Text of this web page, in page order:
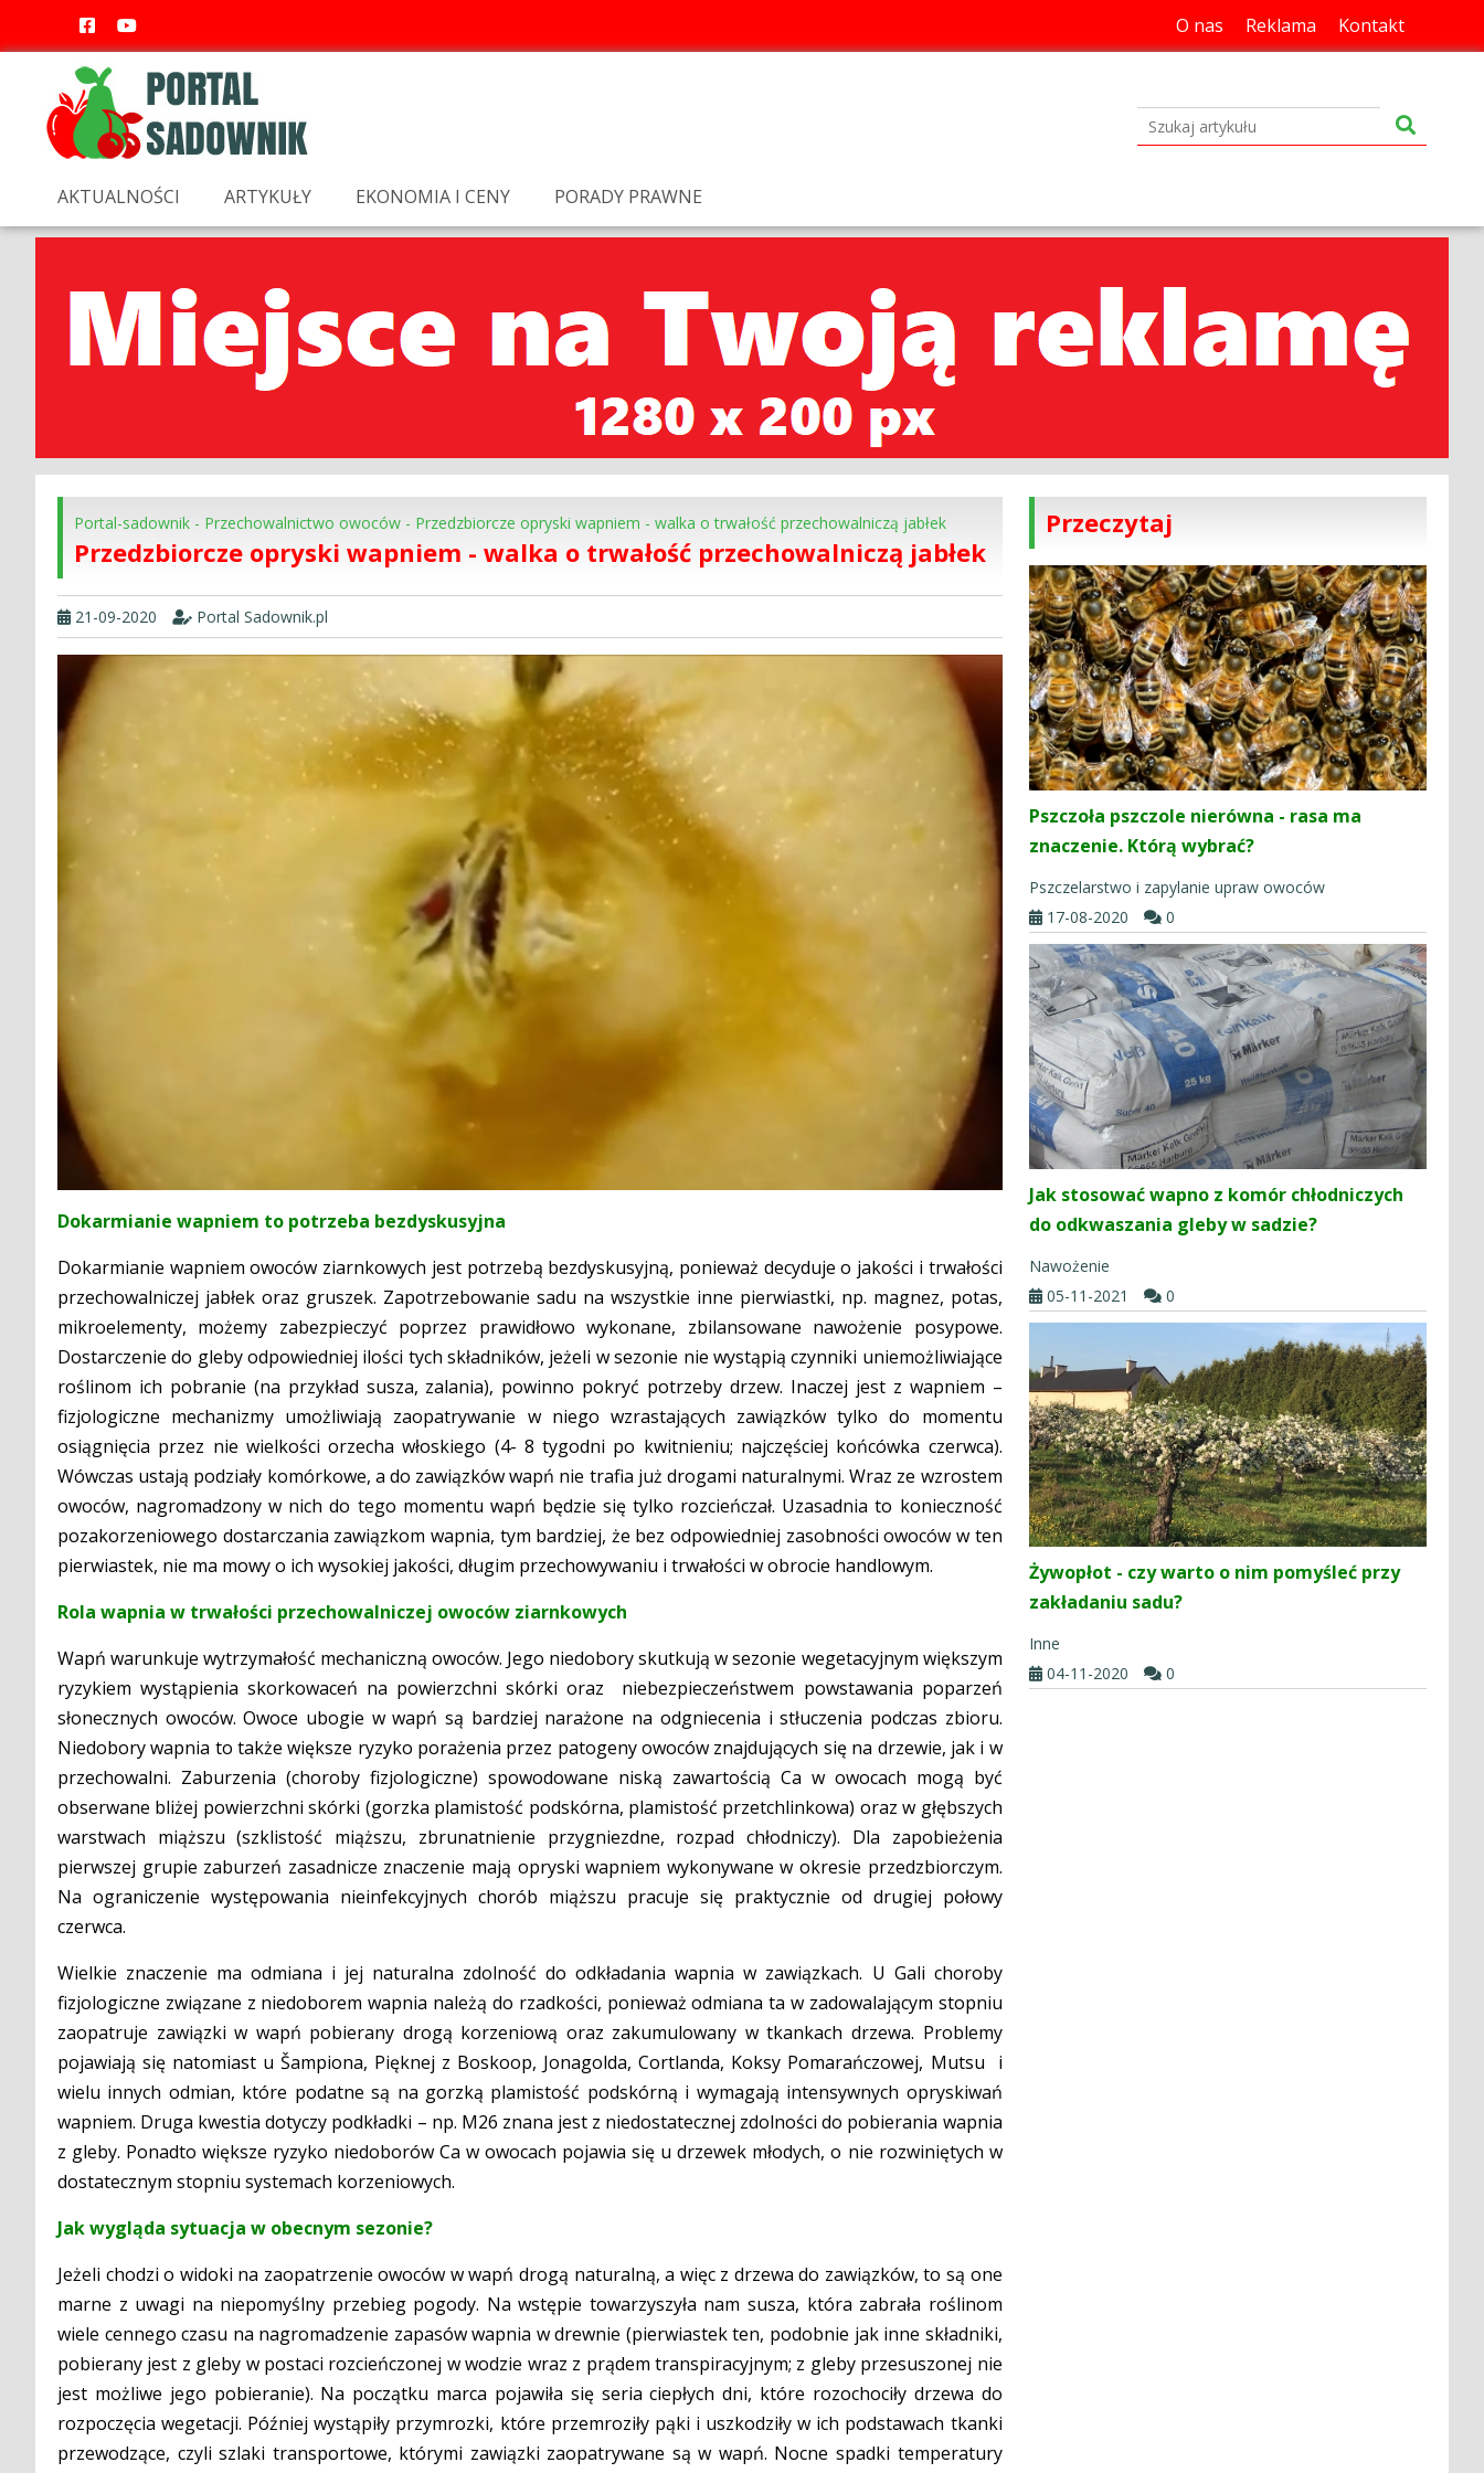
O nas Reklama Kontakt
AKTUALNOŚCI ARTYKUŁY EKONOMIA I CENY PORADY PRAWNE
Portal-sadownik - Przechowalnictwo owoców - Przedzbiorcze opryski wapniem - walka o trwałość przechowalniczą jabłek
Przedzbiorcze opryski wapniem - walka o trwałość przechowalniczą jabłek
21-09-2020 Portal Sadownik.pl
Dokarmianie wapniem to potrzeba bezdyskusyjna
Dokarmianie wapniem owoców ziarnkowych jest potrzebą bezdyskusyjną, ponieważ decyduje o jakości i trwałości
przechowalniczej jabłek oraz gruszek. Zapotrzebowanie sadu na wszystkie inne pierwiastki, np. magnez, potas,
mikroelementy, możemy zabezpieczyć poprzez prawidłowo wykonane, zbilansowane nawożenie posypowe.
Dostarczenie do gleby odpowiedniej ilości tych składników, jeżeli w sezonie nie wystąpią czynniki uniemożliwiające
roślinom ich pobranie (na przykład susza, zalania), powinno pokryć potrzeby drzew. Inaczej jest z wapniem –
fizjologiczne mechanizmy umożliwiają zaopatrywanie w niego wzrastających zawiązków tylko do momentu
osiągnięcia przez nie wielkości orzecha włoskiego (4- 8 tygodni po kwitnieniu; najczęściej końcówka czerwca).
Wówczas ustają podziały komórkowe, a do zawiązków wapń nie trafia już drogami naturalnymi. Wraz ze wzrostem
owoców, nagromadzony w nich do tego momentu wapń będzie się tylko rozcieńczał. Uzasadnia to konieczność
pozakorzeniowego dostarczania zawiązkom wapnia, tym bardziej, że bez odpowiedniej zasobności owoców w ten
pierwiastek, nie ma mowy o ich wysokiej jakości, długim przechowywaniu i trwałości w obrocie handlowym.
Rola wapnia w trwałości przechowalniczej owoców ziarnkowych
Wapń warunkuje wytrzymałość mechaniczną owoców. Jego niedobory skutkują w sezonie wegetacyjnym większym
ryzykiem wystąpienia skorkowaceń na powierzchni skórki oraz niebezpieczeństwem powstawania poparzeń
słonecznych owoców. Owoce ubogie w wapń są bardziej narażone na odgniecenia i stłuczenia podczas zbioru.
Niedobory wapnia to także większe ryzyko porażenia przez patogeny owoców znajdujących się na drzewie, jak i w
przechowalni. Zaburzenia (choroby fizjologiczne) spowodowane niską zawartością Ca w owocach mogą być
obserwane bliżej powierzchni skórki (gorzka plamistość podskórna, plamistość przetchlinkowa) oraz w głębszych
warstwach miąższu (szklistość miąższu, zbrunatnienie przygniezdne, rozpad chłodniczy). Dla zapobieżenia
pierwszej grupie zaburzeń zasadnicze znaczenie mają opryski wapniem wykonywane w okresie przedzbiorczym.
Na ograniczenie występowania nieinfekcyjnych chorób miąższu pracuje się praktycznie od drugiej połowy
czerwca.
Wielkie znaczenie ma odmiana i jej naturalna zdolność do odkładania wapnia w zawiązkach. U Gali choroby
fizjologiczne związane z niedoborem wapnia należą do rzadkości, ponieważ odmiana ta w zadowalającym stopniu
zaopatruje zawiązki w wapń pobierany drogą korzeniową oraz zakumulowany w tkankach drzewa. Problemy
pojawiają się natomiast u Šampiona, Pięknej z Boskoop, Jonagolda, Cortlanda, Koksy Pomarańczowej, Mutsu i
wielu innych odmian, które podatne są na gorzką plamistość podskórną i wymagają intensywnych opryskiwań
wapniem. Druga kwestia dotyczy podkładki – np. M26 znana jest z niedostatecznej zdolności do pobierania wapnia
z gleby. Ponadto większe ryzyko niedoborów Ca w owocach pojawia się u drzewek młodych, o nie rozwiniętych w
dostatecznym stopniu systemach korzeniowych.
Jak wygląda sytuacja w obecnym sezonie?
Jeżeli chodzi o widoki na zaopatrzenie owoców w wapń drogą naturalną, a więc z drzewa do zawiązków, to są one
marne z uwagi na niepomyślny przebieg pogody. Na wstępie towarzyszyła nam susza, która zabrała roślinom
wiele cennego czasu na nagromadzenie zapasów wapnia w drewnie (pierwiastek ten, podobnie jak inne składniki,
pobierany jest z gleby w postaci rozcieńczonej w wodzie wraz z prądem transpiracyjnym; z gleby przesuszonej nie
jest możliwe jego pobieranie). Na początku marca pojawiła się seria ciepłych dni, które rozochociły drzewa do
rozpoczęcia wegetacji. Później wystąpiły przymrozki, które przemroziły pąki i uszkodziły w ich podstawach tkanki
przewodzące, czyli szlaki transportowe, którymi zawiązki zaopatrywane są w wapń. Nocne spadki temperatury
Przeczytaj
Pszczoła pszczole nierówna - rasa ma
znaczenie. Którą wybrać?
Pszczelarstwo i zapylanie upraw owoców
17-08-2020
0
Jak stosować wapno z komór chłodniczych
do odkwaszania gleby w sadzie?
Nawożenie
05-11-2021
0
Żywopłot - czy warto o nim pomyśleć przy
zakładaniu sadu?
Inne
04-11-2020
0